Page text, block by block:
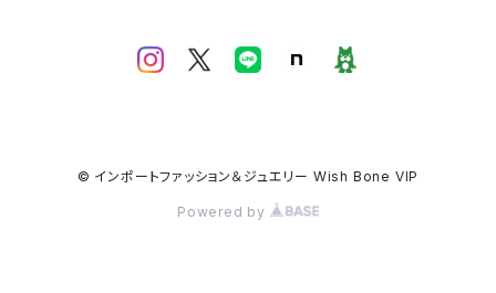
© インポートファッション＆ジュエリー Wish Bone VIP
Powered by